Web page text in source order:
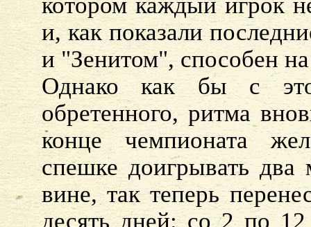
и, как показали
и "Зенитом", способен
Однако как бы с
обретенного, ритма
конце чемпионата
спешке доигрывать
вине, так теперь
десять дней: со 2 по